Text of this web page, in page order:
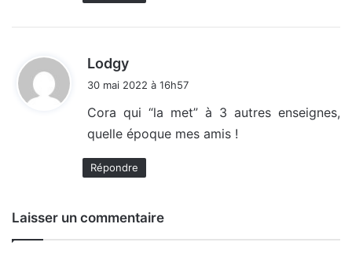
Lodgy
:
30 mai 2022 à 16h57
Cora qui “la met” à 3 autres enseignes,
quelle époque mes amis !
Répondre
Laisser un commentaire